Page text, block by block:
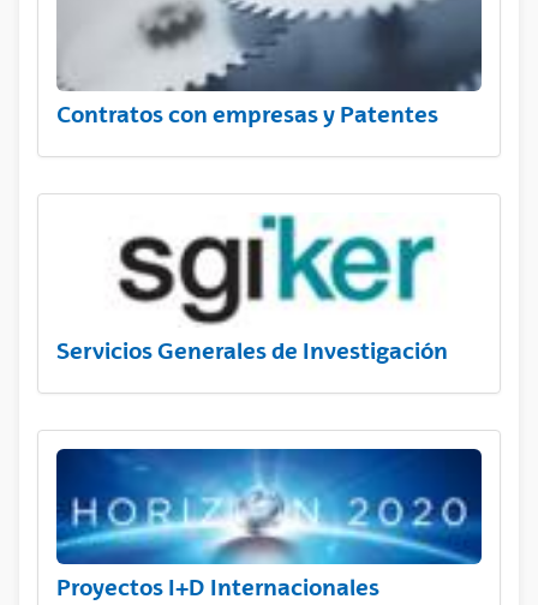
Contratos con empresas y Patentes
Servicios Generales de Investigación
Proyectos I+D Internacionales